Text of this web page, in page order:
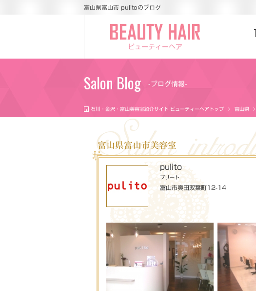
富山県富山市 pulitoのブログ
ビューティーヘア
Salon Blog -ブログ情報-
石川・金沢・富山美容室紹介サイト ビューティーヘアトップ 富山県
富山県富山市美容室
pulito
プリート
富山市奥田双葉町12-14